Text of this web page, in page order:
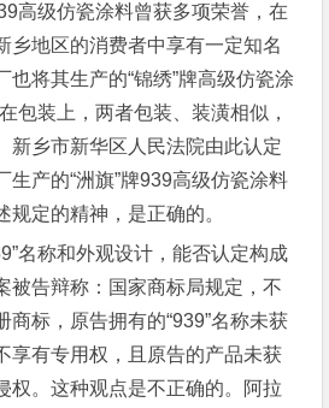
高级仿瓷涂料曾获多项荣誉，在
乡地区的消费者中享有一定知名
也将其生产的“锦绣”牌高级仿瓷涂
包装上，两者包装、装潢相似，
新乡市新华区人民法院由此认定
生产的“洲旗”牌939高级仿瓷涂料
规定的精神，是正确的。
称和外观设计，能否认定构成
被告辩称：国家商标局规定，不
商标，原告拥有的“939”名称未获
享有专用权，且原告的产品未获
权。这种观点是不正确的。阿拉